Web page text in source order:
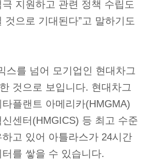
지원하고 관련 정책 수립도
으로 기대된다”고 말하기도
스를 넘어 모기업인 현대차그
것으로 보입니다. 현대차그
플랜트 아메리카(HMGMA)
센터(HMGICS) 등 최고 수준
고 있어 아틀라스가 24시간
를 쌓을 수 있습니다.